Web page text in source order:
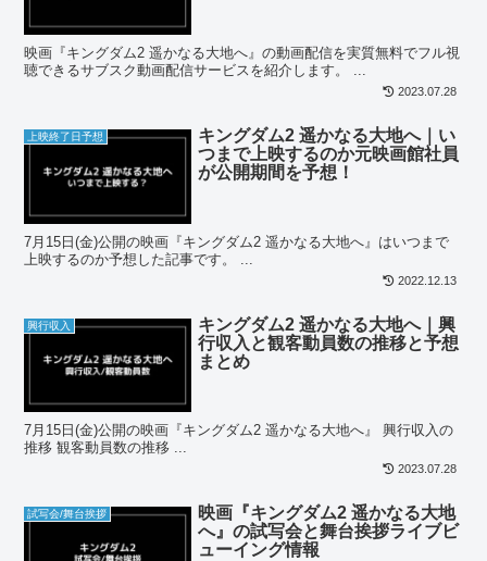
映画『キングダム2 遥かなる大地へ』の動画配信を実質無料でフル視
聴できるサブスク動画配信サービスを紹介します。 ...
2023.07.28
上映終了日予想
キングダム2 遥かなる大地へ｜い
つまで上映するのか元映画館社員
が公開期間を予想！
7月15日(金)公開の映画『キングダム2 遥かなる大地へ』はいつまで
上映するのか予想した記事です。 ...
2022.12.13
興行収入
キングダム2 遥かなる大地へ｜興
行収入と観客動員数の推移と予想
まとめ
7月15日(金)公開の映画『キングダム2 遥かなる大地へ』 興行収入の
推移 観客動員数の推移 ...
2023.07.28
試写会/舞台挨拶
映画『キングダム2 遥かなる大地
へ』の試写会と舞台挨拶ライブビ
ューイング情報